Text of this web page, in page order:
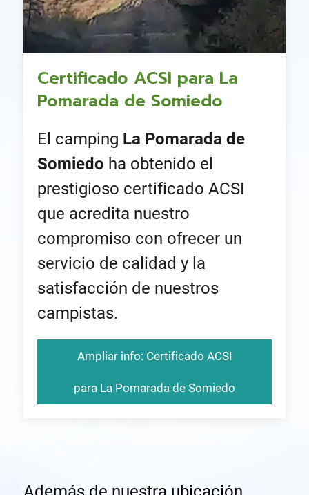
Certificado ACSI para La
Pomarada de Somiedo
El camping La Pomarada de
Somiedo ha obtenido el
prestigioso certificado ACSI
que acredita nuestro
compromiso con ofrecer un
servicio de calidad y la
satisfacción de nuestros
campistas.
Ampliar info: Certificado ACSI
para La Pomarada de Somiedo